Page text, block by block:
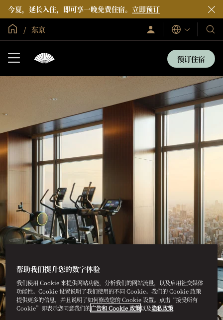
今夏，延长入住，即可享一晚免费住宿。 立即预订
全球首页
东京
登
录/
语
言
我
们
的
酒
和
度
假
预订住宿
帮助我们提升您的数字体验
我们使用 Cookie 来提供网站功能，分析我们的网站流量，以及启用社交媒体
功能性。Cookie 设置说明了我们使用的不同 Cookie。我们的 Cookie 政策
提供更多的信息，并且说明了如何修改您的 Cookie 设置。点击“接受所有
Cookie”即表示您同意我们的广告和 Cookie 政策以及隐私政策